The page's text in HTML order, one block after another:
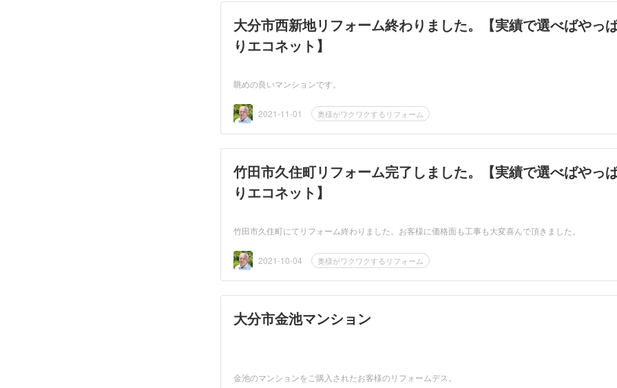
大分市西新地リフォーム終わりました。【実績で選べばやっ
りエコネット】
眺めの良いマンションです。
2021-11-01 奥様がワクワクするリフォーム
竹田市久住町リフォーム完了しました。【実績で選べばやっ
りエコネット】
竹田市久住町にてリフォーム終わりました。お客様に価格面も工事も大変喜んで頂きました。
2021-10-04 奥様がワクワクするリフォーム
大分市金池マンション
金池のマンションをご購入されたお客様のリフォームデス。